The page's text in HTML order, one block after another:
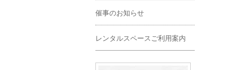
催事のお知らせ
レンタルスペースご利用案内